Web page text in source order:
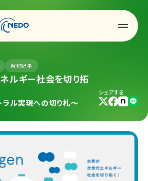
解説記事
ルギー社会を切り拓
ラル実現への切り札〜
シェアする